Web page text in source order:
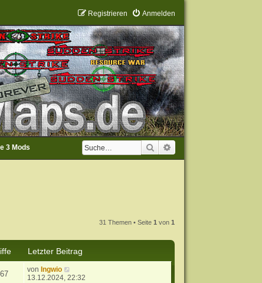
Anmelden
Registrieren
Suche
3 Mods
31 Themen • Seite1 von1
Letzter Beitrag
von Ingwio
13.12.2024, 22:32